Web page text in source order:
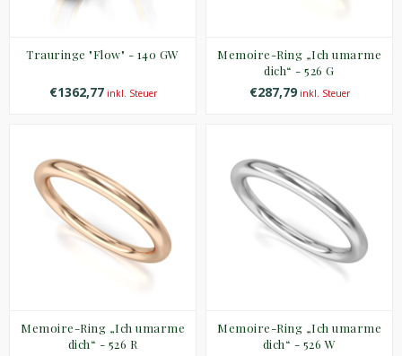
Trauringe "Flow" - 140 GW
€1362,77inkl. Steuer
Memoire-Ring „Ich umarme
dich“ - 526 G
€287,79inkl. Steuer
Memoire-Ring „Ich umarme
dich“ - 526 R
Memoire-Ring „Ich umarme
dich“ - 526 W